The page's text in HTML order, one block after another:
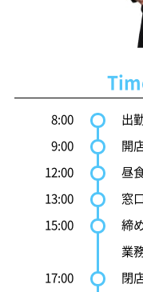
8:00
出
9:00
開
12:00
昼
13:00
窓
15:00
締
業
17:00
閉